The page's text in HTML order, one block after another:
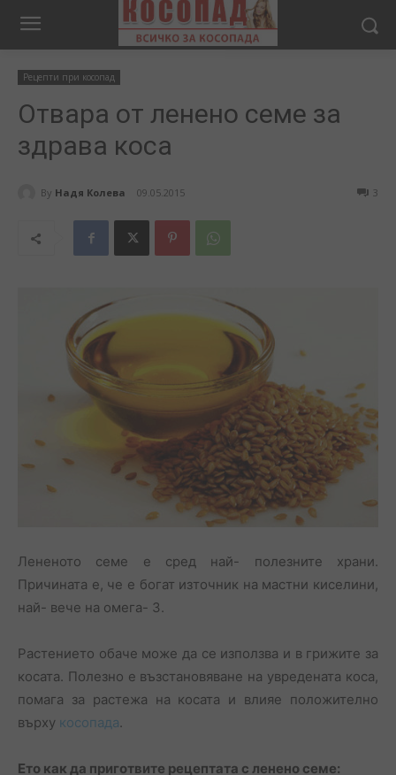
Рецепти при косопад
Отвара от ленено семе за
здрава коса
By Надя Колева 09.05.2015 3
Лененото семе е сред най- полезните храни.
Причината е, че е богат източник на мастни киселини,
най- вече на омега- 3.
Растението обаче може да се използва и в грижите за
косата. Полезно е възстановяване на увредената коса,
помага за растежа на косата и влияе положително
върху косопада.
Ето как да приготвите рецептата с ленено семе: